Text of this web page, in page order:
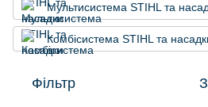
Мультисистема STIHL та
Комбісистема STIHL та
Фільтр